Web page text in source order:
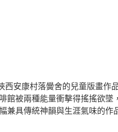
西安康村落黌舍的兒童版畫作
館被兩種能量衝擊得搖搖欲墜
兼具傳統神韻與生涯氣味的作